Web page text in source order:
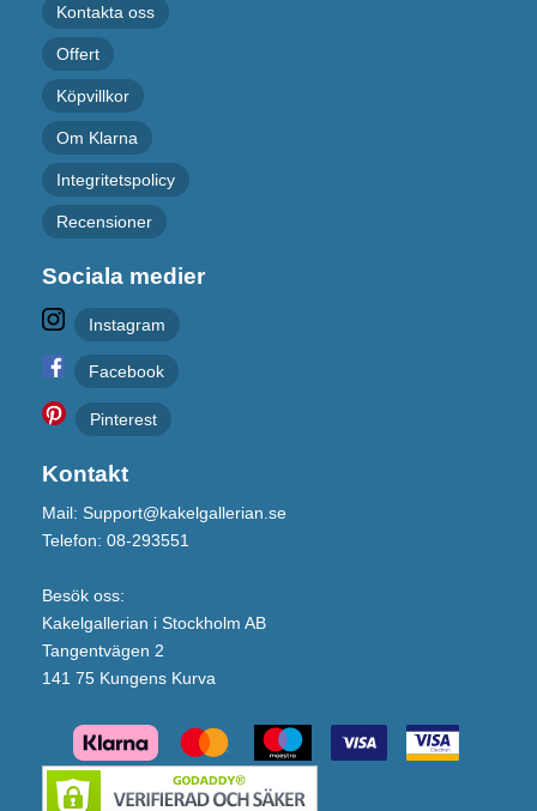
Kontakta oss
Offert
Köpvillkor
Om Klarna
Integritetspolicy
Recensioner
Sociala medier
Instagram
Facebook
Pinterest
Kontakt
Mail: Support@kakelgallerian.se
Telefon: 08-293551
Besök oss:
Kakelgallerian i Stockholm AB
Tangentvägen 2
141 75 Kungens Kurva